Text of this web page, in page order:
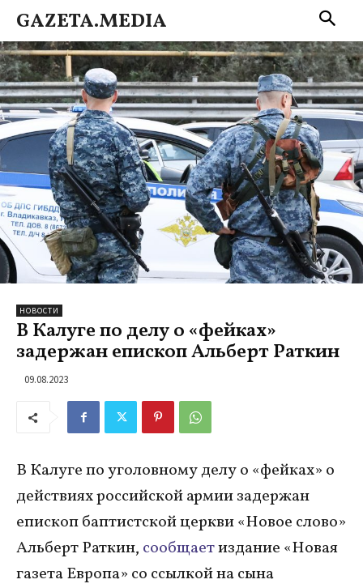
GAZETA.MEDIA
НОВОСТИ
В Калуге по делу о «фейках»
задержан епископ Альберт Раткин
09.08.2023
В Калуге по уголовному делу о «фейках» о
действиях российской армии задержан
епископ баптистской церкви «Новое слово»
Альберт Раткин, сообщаетиздание «Новая
газета Европа» со ссылкой на сына